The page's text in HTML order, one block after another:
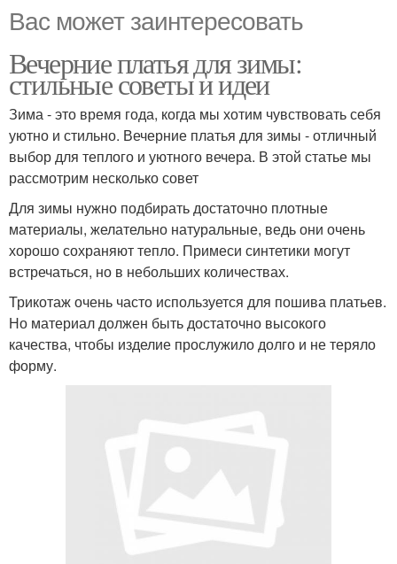
Вас может заинтересовать
Вечерние платья для зимы:
стильные советы и идеи
Зима - это время года, когда мы хотим чувствовать себя
уютно и стильно. Вечерние платья для зимы - отличный
выбор для теплого и уютного вечера. В этой статье мы
рассмотрим несколько совет
Для зимы нужно подбирать достаточно плотные
материалы, желательно натуральные, ведь они очень
хорошо сохраняют тепло. Примеси синтетики могут
встречаться, но в небольших количествах.
Трикотаж очень часто используется для пошива платьев.
Но материал должен быть достаточно высокого
качества, чтобы изделие прослужило долго и не теряло
форму.